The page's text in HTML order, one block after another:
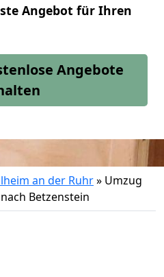
Angebot für Ihren
Angebote
an der Ruhr» Umzug
Betzenstein